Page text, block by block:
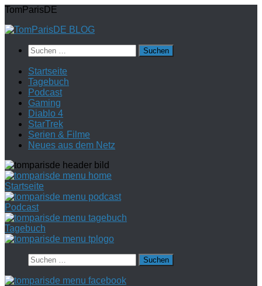
Zum
springen
TomParisDE
Suchen
nach:
Startseite
Tagebuch
Podcast
Gaming
Diablo 4
StarTrek
Serien & Filme
Neues aus dem Netz
Startseite
Podcast
Tagebuch
Suchen
nach: